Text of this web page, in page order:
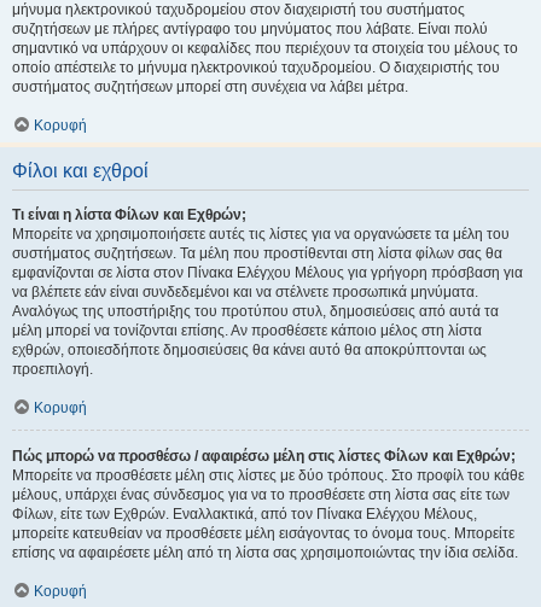
μήνυμα ηλεκτρονικού ταχυδρομείου στον διαχειριστή του συστήματος
συζητήσεων με πλήρες αντίγραφο του μηνύματος που λάβατε. Είναι πολύ
σημαντικό να υπάρχουν οι κεφαλίδες που περιέχουν τα στοιχεία του μέλους το
οποίο απέστειλε το μήνυμα ηλεκτρονικού ταχυδρομείου. Ο διαχειριστής του
συστήματος συζητήσεων μπορεί στη συνέχεια να λάβει μέτρα.
Κορυφή
Φίλοι και εχθροί
Τι είναι η λίστα Φίλων και Εχθρών;
Μπορείτε να χρησιμοποιήσετε αυτές τις λίστες για να οργανώσετε τα μέλη του
συστήματος συζητήσεων. Τα μέλη που προστίθενται στη λίστα φίλων σας θα
εμφανίζονται σε λίστα στον Πίνακα Ελέγχου Μέλους για γρήγορη πρόσβαση για
να βλέπετε εάν είναι συνδεδεμένοι και να στέλνετε προσωπικά μηνύματα.
Αναλόγως της υποστήριξης του προτύπου στυλ, δημοσιεύσεις από αυτά τα
μέλη μπορεί να τονίζονται επίσης. Αν προσθέσετε κάποιο μέλος στη λίστα
εχθρών, οποιεσδήποτε δημοσιεύσεις θα κάνει αυτό θα αποκρύπτονται ως
προεπιλογή.
Κορυφή
Πώς μπορώ να προσθέσω / αφαιρέσω μέλη στις λίστες Φίλων και Εχθρών;
Μπορείτε να προσθέσετε μέλη στις λίστες με δύο τρόπους. Στο προφίλ του κάθε
μέλους, υπάρχει ένας σύνδεσμος για να το προσθέσετε στη λίστα σας είτε των
Φίλων, είτε των Εχθρών. Εναλλακτικά, από τον Πίνακα Ελέγχου Μέλους,
μπορείτε κατευθείαν να προσθέσετε μέλη εισάγοντας το όνομα τους. Μπορείτε
επίσης να αφαιρέσετε μέλη από τη λίστα σας χρησιμοποιώντας την ίδια σελίδα.
Κορυφή